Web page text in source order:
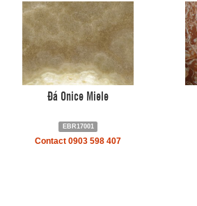
Đá Onice Miele
EBR17001
Contact 0903 598 407